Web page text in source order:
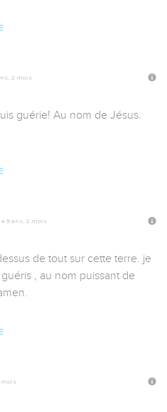
2 mois
guérie! Au nom de Jésus.
a 9 ans, 2 mois
de tout sur cette terre. je
, au nom puissant de
mois